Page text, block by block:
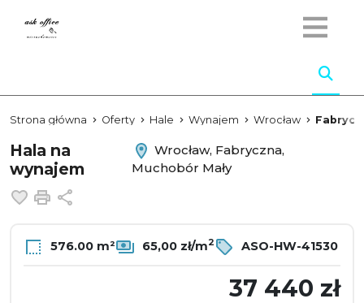
Strona główna Oferty Hale Wynajem Wrocław
Hala na
wynajem
Wrocław, Fabryczna,
Muchobór Mały
Dodaj do ulubionych
Drukuj
576.00 m² 65,00 zł/m2 ASO-HW-41530
37 440 zł